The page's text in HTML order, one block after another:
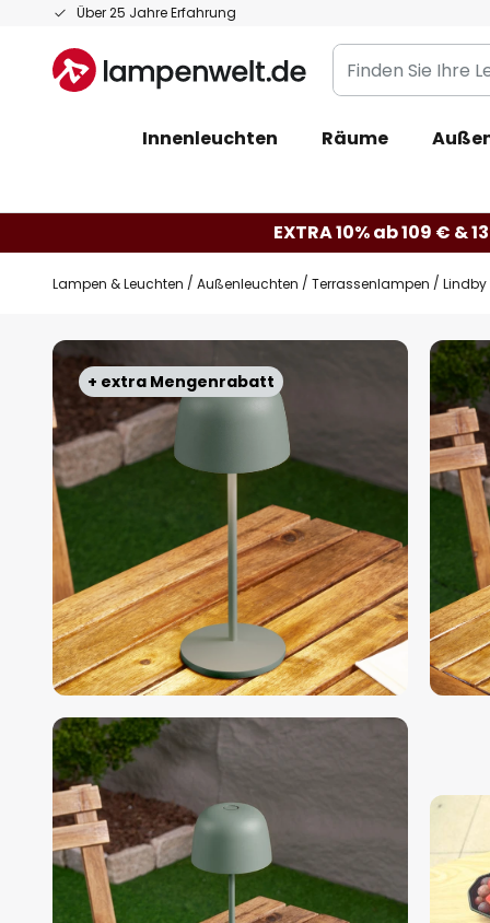
Über 25 Jahre Erfahrung
Zum
springen
Finden
Sie
Leuchte...
Innenleuchten Räume
EXTRA 10% ab 109 € &
Lampen & Leuchten Außenleuchten Terrassenlampen Lindby
+ extra Mengenrabatt
Zum
Ende
der
Bildgalerie
springen